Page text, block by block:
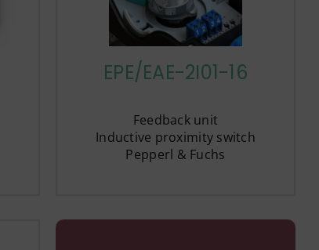
EPE/EAE-2I01-16
Feedback unit
Inductive proximity switch
Pepperl & Fuchs